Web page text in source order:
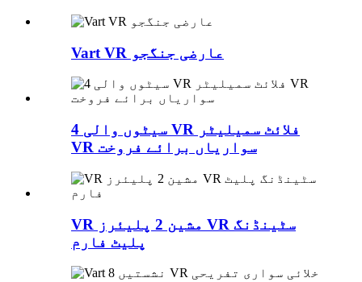
Vart VR عارضی جنگجو
4 سیٹوں والی VR فلائٹ سمیلیٹر
VR سواریاں برائے فروخت
VR مشین 2 پلیئرز VR سٹینڈنگ
پلیٹ فارم